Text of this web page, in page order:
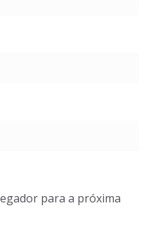
para a próxima